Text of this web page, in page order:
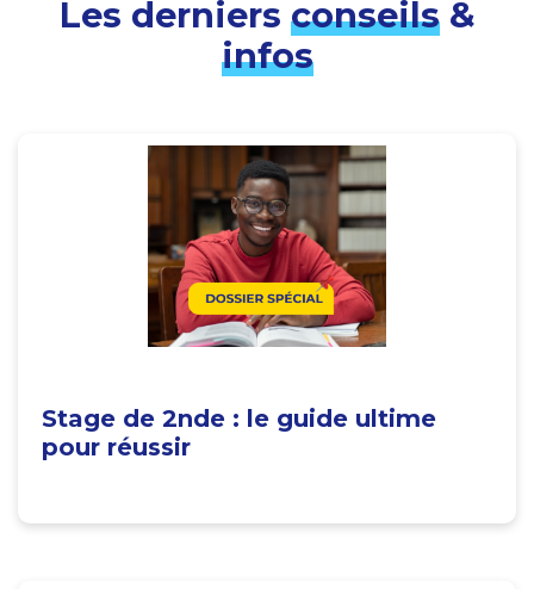
Les derniers conseils&
infos
Stage de 2nde : le guide ultime
pour réussir